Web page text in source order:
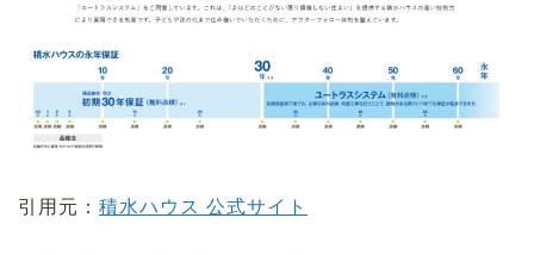
引用元： 積水ハウス 公式サイト